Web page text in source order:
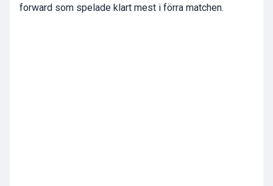
forward som spelade klart mest i förra matchen.